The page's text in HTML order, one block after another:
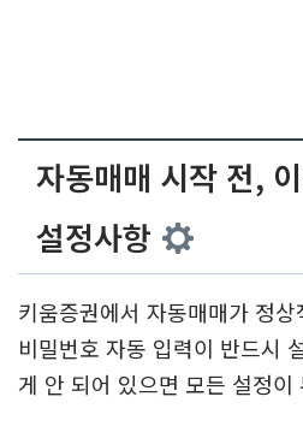
자동매매 시작 전,
설정사항
키움증권에서 자동매매가 정
비밀번호 자동 입력이 반드시
게 안 되어 있으면 모든 설정이